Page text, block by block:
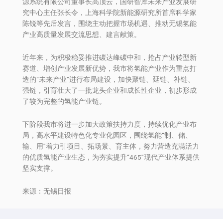
究中心主任张长令，上海科学院新能源研究所首席科学家
陈锐等先后发言，围绕主动把握市场机遇、推动无锡氢能
产业高质量发展交流思想、建言献策。
近年来，为积极稳妥推进碳达峰碳中和，抢占产业转型新
赛道、增创产业发展新优势，我市将氢能产业作为重点打
造的“未来产业”进行布局建设，加快聚链、延链、补链、
强链，引育壮大了一批龙头企业和成长性企业，初步形成
了较为完整的氢能产业链。
下阶段我市将进一步加大政策扶持力度，持续优化产业布
局，高水平建设特色化专业化园区，围绕氢能“制、储、
输、用”着力引项目、拓场景、育主体，努力营造充满活力
的优质氢能产业生态，为夯实提升“465”现代产业体系提供
坚实支撑。
来源：无锡日报